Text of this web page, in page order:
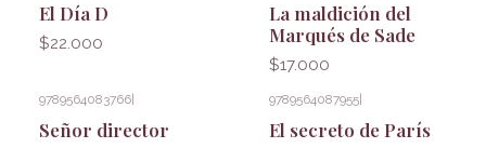
El Día D
$22.000
La maldición del
Marqués de Sade
$17.000
9789564083766
Señor director
9789564087955
El secreto de París